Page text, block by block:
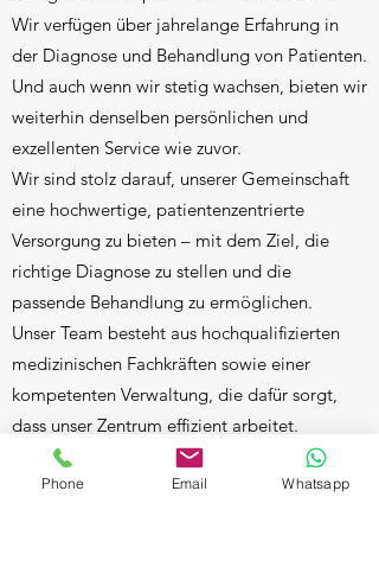
Wir verfügen über jahrelange Erfahrung in
der Diagnose und Behandlung von Patienten.
Und auch wenn wir stetig wachsen, bieten wir
weiterhin denselben persönlichen und
exzellenten Service wie zuvor.
Wir sind stolz darauf, unserer Gemeinschaft
eine hochwertige, patientenzentrierte
Versorgung zu bieten – mit dem Ziel, die
richtige Diagnose zu stellen und die
passende Behandlung zu ermöglichen.
Unser Team besteht aus hochqualifizierten
medizinischen Fachkräften sowie einer
kompetenten Verwaltung, die dafür sorgt,
dass unser Zentrum effizient arbeitet.
Kontaktieren Sie uns, um mehr über unsere
Dienstleistungen zu erfahren.
Phone Email Whatsapp